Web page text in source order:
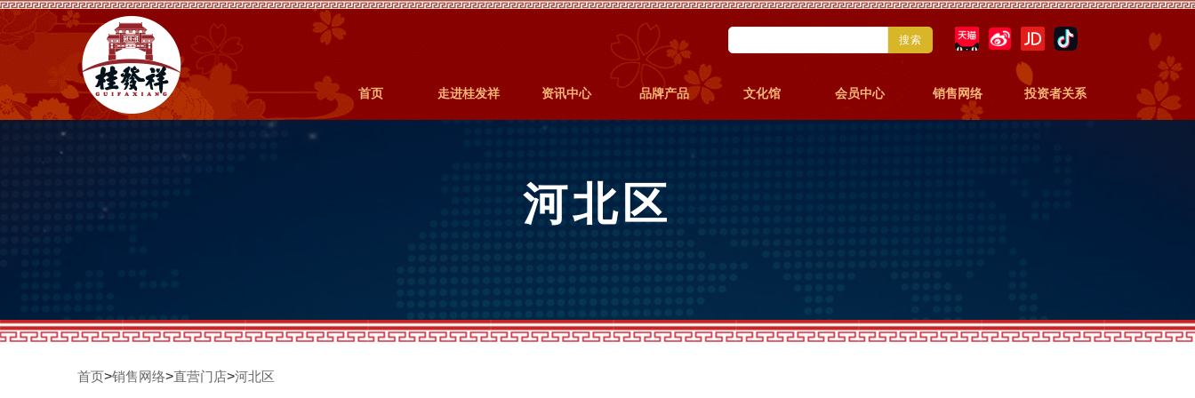
搜索
首页 走进桂发祥 资讯中心 品牌产品 文化馆 会员中心 销售网络 投资者关系
河北区
首页>销售网络>直营门店>河北区